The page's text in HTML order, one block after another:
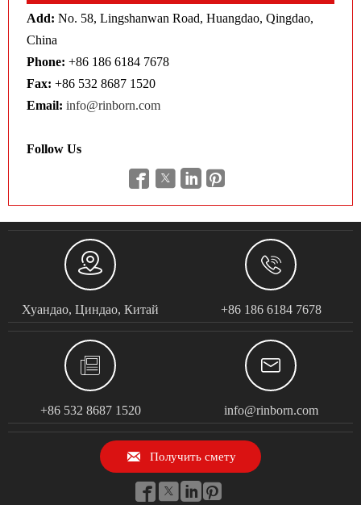
Add: No. 58, Lingshanwan Road, Huangdao, Qingdao,
China
Phone: +86 186 6184 7678
Fax:+86 532 8687 1520
Email: info@rinborn.com
Follow Us
   

Хуандао, Циндао, Китай

+86 186 6184 7678

+86 532 8687 1520

info@rinborn.com
 Получить смету
   